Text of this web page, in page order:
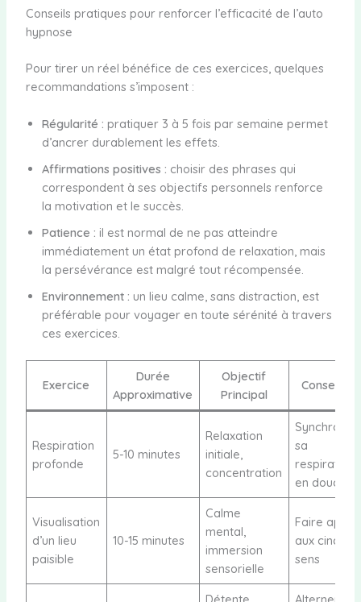
Conseils pratiques pour renforcer l’efficacité de l’auto
hypnose
Pour tirer un réel bénéfice de ces exercices, quelques
recommandations s’imposent :
Régularité : pratiquer 3 à 5 fois par semaine permet
d’ancrer durablement les effets.
Affirmations positives : choisir des phrases qui
correspondent à ses objectifs personnels renforce
la motivation et le succès.
Patience : il est normal de ne pas atteindre
immédiatement un état profond de relaxation, mais
la persévérance est malgré tout récompensée.
Environnement : un lieu calme, sans distraction, est
préférable pour voyager en toute sérénité à travers
ces exercices.
Exercice
Durée
Approximative
Objectif
Principal
Conseil Clé
Respiration
profonde
5-10 minutes
Relaxation
initiale,
concentration
sa
respiration
en douceur
Visualisation
d’un lieu
paisible
10-15 minutes
Calme
mental,
immersion
sensorielle
Faire appel
aux cinq
sens